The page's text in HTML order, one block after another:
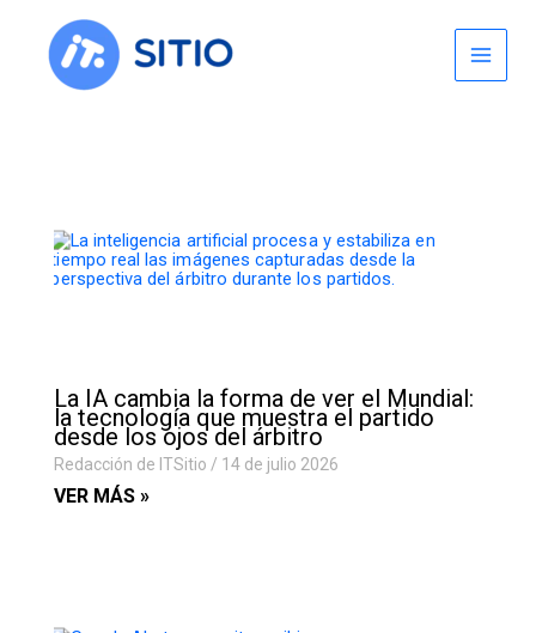
content
La IA cambia la forma de ver el Mundial:
la tecnología que muestra el partido
desde los ojos del árbitro
Redacción de ITSitio 14 de julio 2026
VER MÁS »